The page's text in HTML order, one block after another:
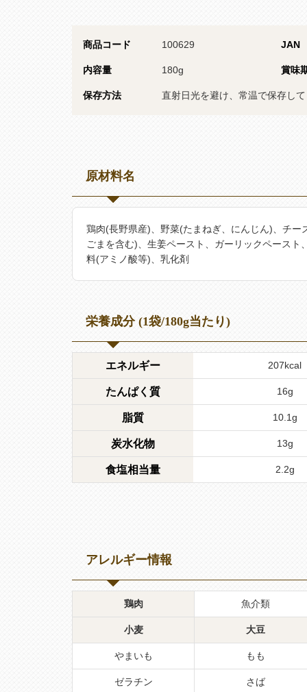
商品コード 100629 JAN
内容量 180g 賞味
保存方法 直射日光を避け、常温で保存し
原材料名
鶏肉(長野県産)、野菜(たまねぎ、にんじん)、チ
ごまを含む)、生姜ペースト、ガーリックペース
料(アミノ酸等)、乳化剤
栄養成分 (1袋/180g当たり)
エネルギー 207kcal
たんぱく質 16g
脂質 10.1g
炭水化物 13g
食塩相当量 2.2g
アレルギー情報
鶏肉 魚介類
小麦 大豆
やまいも もも
ゼラチン さば